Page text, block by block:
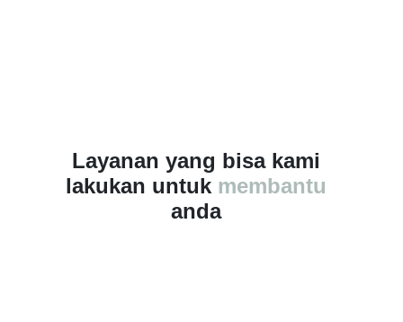
Layanan yang bisa kami
lakukan untuk membantu
anda